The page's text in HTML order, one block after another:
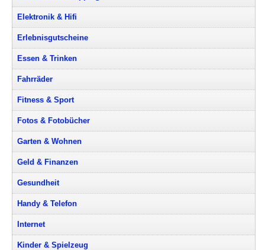
Elektronik & Hifi
Erlebnisgutscheine
Essen & Trinken
Fahrräder
Fitness & Sport
Fotos & Fotobücher
Garten & Wohnen
Geld & Finanzen
Gesundheit
Handy & Telefon
Internet
Kinder & Spielzeug